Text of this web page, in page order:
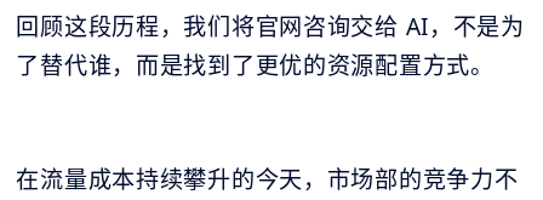
回顾这段历程，我们将官网咨询交给 AI，不是为
了替代谁，而是找到了更优的资源配置方式。
在流量成本持续攀升的今天，市场部的竞争力不